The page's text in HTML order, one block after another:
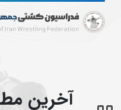
آخرین